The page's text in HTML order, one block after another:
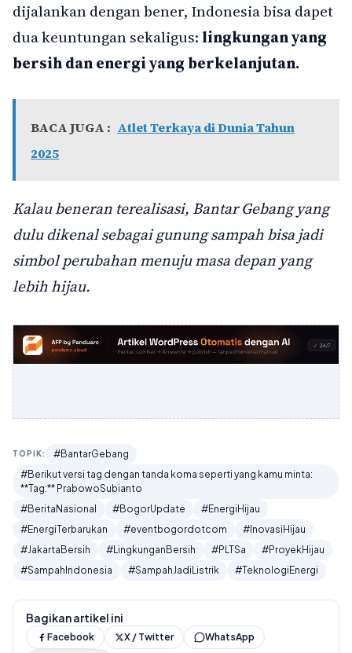
dijalankan dengan bener, Indonesia bisa dapet
dua keuntungan sekaligus: lingkungan yang
bersih dan energi yang berkelanjutan.
BACA JUGA : Atlet Terkaya di Dunia Tahun
2025
Kalau beneran terealisasi, Bantar Gebang yang
dulu dikenal sebagai gunung sampah bisa jadi
simbol perubahan menuju masa depan yang
lebih hijau.
TOPIK:
#BantarGebang
#Berikut versi tag dengan tanda koma seperti yang kamu minta:
**Tag:** PrabowoSubianto
#BeritaNasional
#BogorUpdate
#EnergiHijau
#EnergiTerbarukan
#eventbogordotcom
#InovasiHijau
#JakartaBersih
#LingkunganBersih #PLTSa
#ProyekHijau
#SampahIndonesia
#SampahJadiListrik #TeknologiEnergi
Bagikan artikel ini
Facebook X / Twitter
WhatsApp